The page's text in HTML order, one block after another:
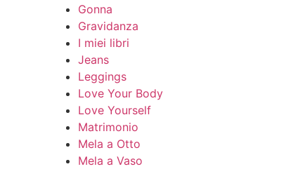
Gonna
Gravidanza
I miei libri
Jeans
Leggings
Love Your Body
Love Yourself
Matrimonio
Mela a Otto
Mela a Vaso